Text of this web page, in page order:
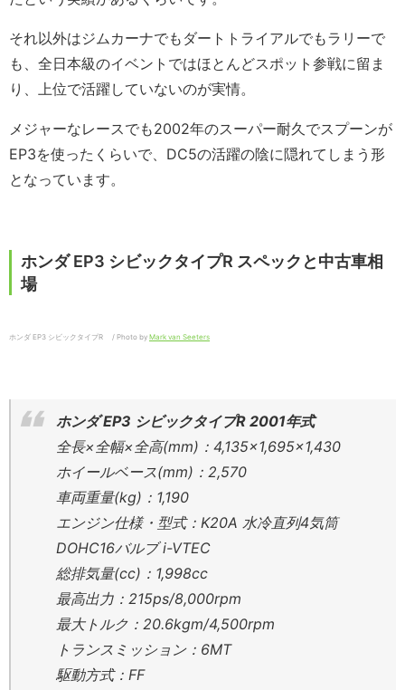
それ以外はジムカーナでもダートトライアルでもラリーで
も、全日本級のイベントではほとんどスポット参戦に留ま
り、上位で活躍していないのが実情。
メジャーなレースでも2002年のスーパー耐久でスプーンが
EP3を使ったくらいで、DC5の活躍の陰に隠れてしまう形
となっています。
ホンダ EP3 シビックタイプR スペックと中古車相
場
ホンダ EP3 シビックタイプR / Photo by Mark van Seeters
ホンダ EP3 シビックタイプR 2001年式
全長×全幅×全高(mm)：4,135×1,695×1,430
ホイールベース(mm)：2,570
車両重量(kg)：1,190
エンジン仕様・型式：K20A 水冷直列4気筒
DOHC16バルブ i-VTEC
総排気量(cc)：1,998cc
最高出力：215ps/8,000rpm
最大トルク：20.6kgm/4,500rpm
トランスミッション：6MT
駆動方式：FF